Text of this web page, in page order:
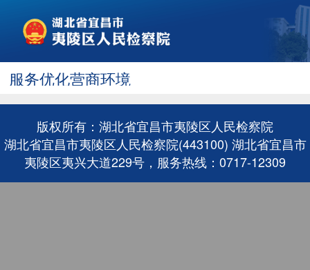
服务优化营商环境
版权所有：湖北省宜昌市夷陵区人民检察院
湖北省宜昌市夷陵区人民检察院(443100) 湖北省宜昌市
夷陵区夷兴大道229号，服务热线：0717-12309